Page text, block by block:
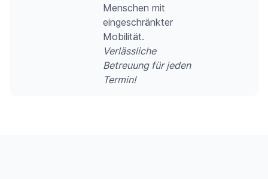
Menschen mit
eingeschränkter
Mobilität.
Verlässliche
Betreuung für jeden
Termin!